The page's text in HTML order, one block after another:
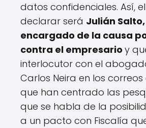
datos confidenciales. Así,
declarar será Julián
encargado de la causa
contra el empresario y
interlocutor con el
Carlos Neira en los
que han centrado las
que se habla de la
a un pacto con Fiscalía